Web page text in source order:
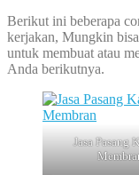
Berikut ini beberapa
kerjakan, Mungkin
untuk membuat atau
Anda berikutnya.
Jasa Pasang